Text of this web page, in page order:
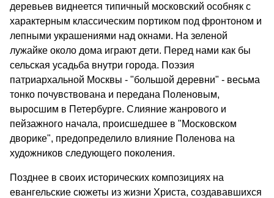
деревьев виднеется типичный московский особняк с
характерным классическим портиком под фронтоном и
лепными украшениями над окнами. На зеленой
лужайке около дома играют дети. Перед нами как бы
сельская усадьба внутри города. Поэзия
патриархальной Москвы - "большой деревни" - весьма
тонко почувствована и передана Поленовым,
выросшим в Петербурге. Слияние жанрового и
пейзажного начала, происшедшее в "Московском
дворике", предопределило влияние Поленова на
художников следующего поколения.
Позднее в своих исторических композициях на
евангельские сюжеты из жизни Христа, создававшихся